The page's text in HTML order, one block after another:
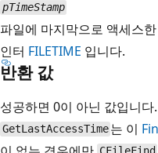
pTimeStamp
파일에 마지막으로 액세스
인터 FILETIME 입니다.
반환 값
성공하면 0이 아닌 값입니
GetLastAccessTime 는 이